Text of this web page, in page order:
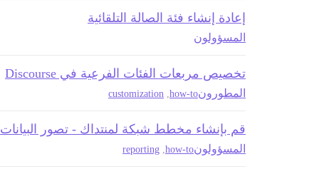
إعادة إنشاء فئة الصالة التلقائية
المسؤولون
تخصيص مربعات الفئات الفرعية في Discourse
المطورونhow-to
customization
قم بإنشاء مخطط شبكة لمنتداك - تصور البيانات
المسؤولونhow-to
reporting